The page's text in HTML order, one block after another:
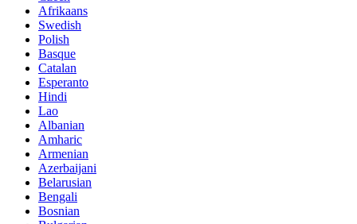
Afrikaans
Swedish
Polish
Basque
Catalan
Esperanto
Hindi
Lao
Albanian
Amharic
Armenian
Azerbaijani
Belarusian
Bengali
Bosnian